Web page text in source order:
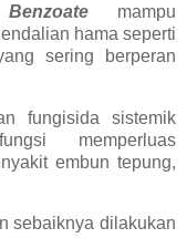
mampu
hama seperti
sering berperan
fungisida sistemik
memperluas
embun tepung,
sebaiknya dilakukan